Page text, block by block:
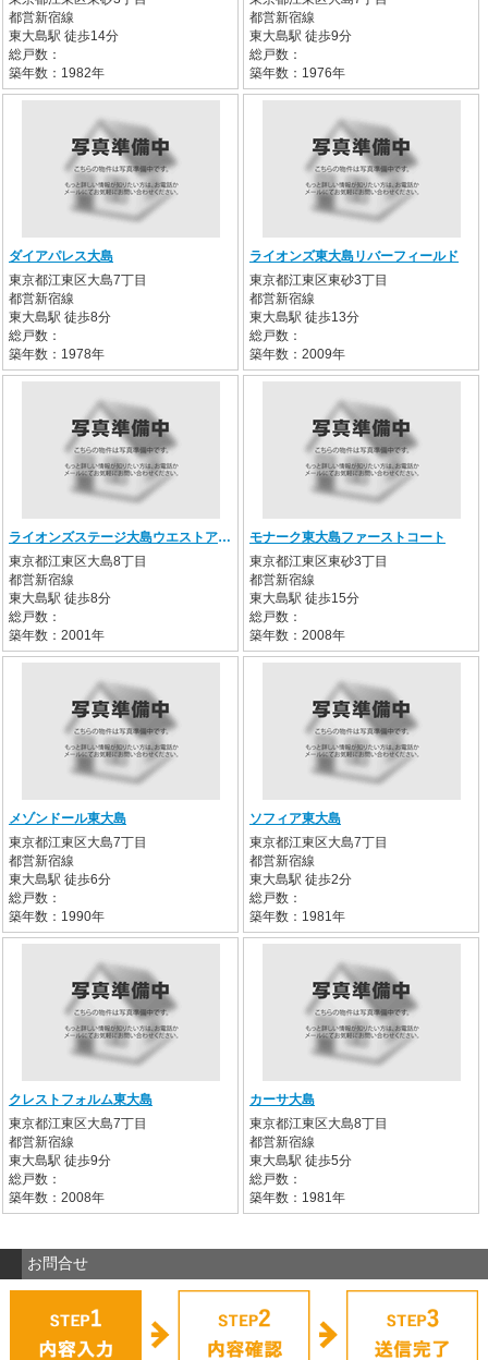
都営新宿線
東大島駅 徒歩14分
総戸数：
築年数：1982年
都営新宿線
東大島駅 徒歩9分
総戸数：
築年数：1976年
ダイアパレス大島
東京都江東区大島7丁目
都営新宿線
東大島駅 徒歩8分
総戸数：
築年数：1978年
ライオンズ東大島リバーフィールド
東京都江東区東砂3丁目
都営新宿線
東大島駅 徒歩13分
総戸数：
築年数：2009年
ライオンズステージ大島ウエストアクエア
東京都江東区大島8丁目
都営新宿線
東大島駅 徒歩8分
総戸数：
築年数：2001年
モナーク東大島ファーストコート
東京都江東区東砂3丁目
都営新宿線
東大島駅 徒歩15分
総戸数：
築年数：2008年
メゾンドール東大島
東京都江東区大島7丁目
都営新宿線
東大島駅 徒歩6分
総戸数：
築年数：1990年
ソフィア東大島
東京都江東区大島7丁目
都営新宿線
東大島駅 徒歩2分
総戸数：
築年数：1981年
クレストフォルム東大島
東京都江東区大島7丁目
都営新宿線
東大島駅 徒歩9分
総戸数：
築年数：2008年
カーサ大島
東京都江東区大島8丁目
都営新宿線
東大島駅 徒歩5分
総戸数：
築年数：1981年
お問合せ